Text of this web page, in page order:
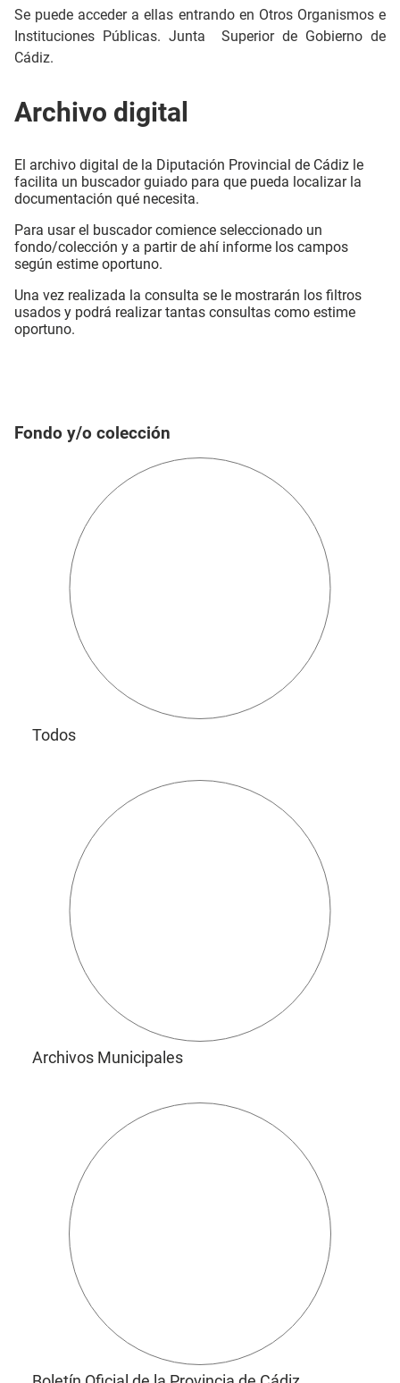
Se puede acceder a ellas entrando en Otros Organismos e
Instituciones Públicas. Junta Superior de Gobierno de
Cádiz.
Archivo digital
El archivo digital de la Diputación Provincial de Cádiz le
facilita un buscador guiado para que pueda localizar la
documentación qué necesita.
Para usar el buscador comience seleccionado un
fondo/colección y a partir de ahí informe los campos
según estime oportuno.
Una vez realizada la consulta se le mostrarán los filtros
usados y podrá realizar tantas consultas como estime
oportuno.
Fondo y/o colección
Todos
Archivos Municipales